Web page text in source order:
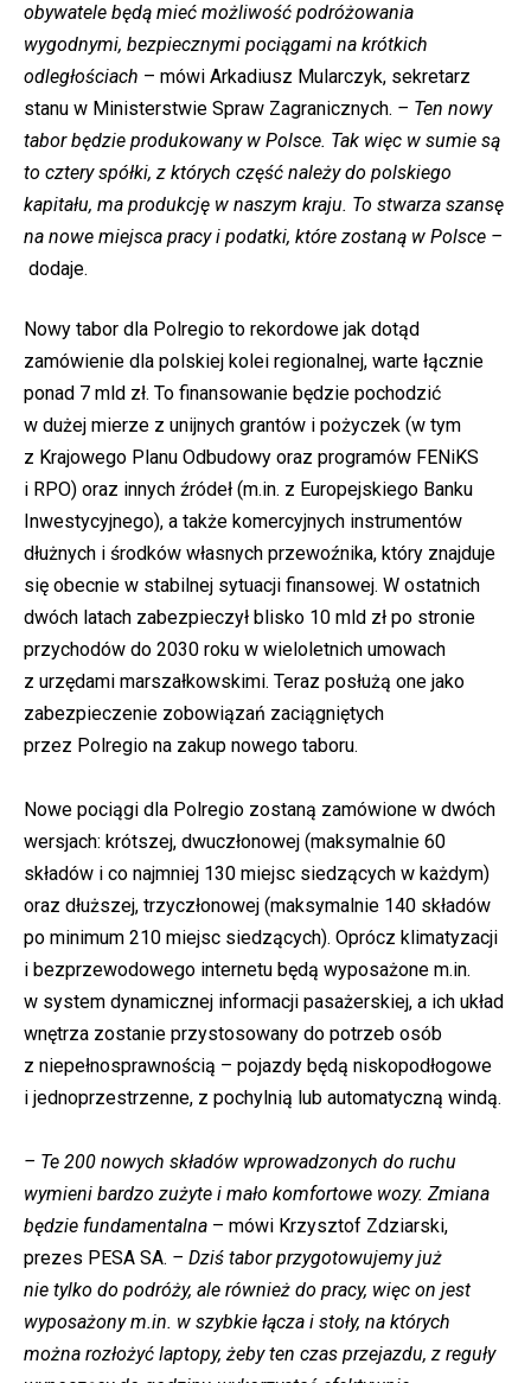
obywatele będą mieć możliwość podróżowania
wygodnymi, bezpiecznymi pociągami na krótkich
odległościach – mówi Arkadiusz Mularczyk, sekretarz
stanu w Ministerstwie Spraw Zagranicznych. – Ten nowy
tabor będzie produkowany w Polsce. Tak więc w sumie są
to cztery spółki, z których część należy do polskiego
kapitału, ma produkcję w naszym kraju. To stwarza szansę
na nowe miejsca pracy i podatki, które zostaną w Polsce –
dodaje.
Nowy tabor dla Polregio to rekordowe jak dotąd
zamówienie dla polskiej kolei regionalnej, warte łącznie
ponad 7 mld zł. To finansowanie będzie pochodzić
w dużej mierze z unijnych grantów i pożyczek (w tym
z Krajowego Planu Odbudowy oraz programów FENiKS
i RPO) oraz innych źródeł (m.in. z Europejskiego Banku
Inwestycyjnego), a także komercyjnych instrumentów
dłużnych i środków własnych przewoźnika, który znajduje
się obecnie w stabilnej sytuacji finansowej. W ostatnich
dwóch latach zabezpieczył blisko 10 mld zł po stronie
przychodów do 2030 roku w wieloletnich umowach
z urzędami marszałkowskimi. Teraz posłużą one jako
zabezpieczenie zobowiązań zaciągniętych
przez Polregio na zakup nowego taboru.
Nowe pociągi dla Polregio zostaną zamówione w dwóch
wersjach: krótszej, dwuczłonowej (maksymalnie 60
składów i co najmniej 130 miejsc siedzących w każdym)
oraz dłuższej, trzyczłonowej (maksymalnie 140 składów
po minimum 210 miejsc siedzących). Oprócz klimatyzacji
i bezprzewodowego internetu będą wyposażone m.in.
w system dynamicznej informacji pasażerskiej, a ich układ
wnętrza zostanie przystosowany do potrzeb osób
z niepełnosprawnością – pojazdy będą niskopodłogowe
i jednoprzestrzenne, z pochylnią lub automatyczną windą.
– Te 200 nowych składów wprowadzonych do ruchu
wymieni bardzo zużyte i mało komfortowe wozy. Zmiana
będzie fundamentalna – mówi Krzysztof Zdziarski,
prezes PESA SA. – Dziś tabor przygotowujemy już
nie tylko do podróży, ale również do pracy, więc on jest
wyposażony m.in. w szybkie łącza i stoły, na których
można rozłożyć laptopy, żeby ten czas przejazdu, z reguły